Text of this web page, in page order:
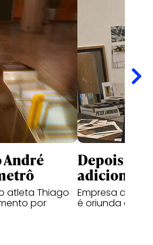
André
atleta Thiago
por
Depois da
adiciona
Empresa de
é oriunda da